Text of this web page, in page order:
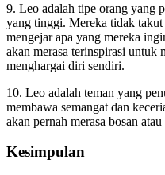
9. Leo adalah tipe orang yang
yang tinggi. Mereka tidak
mengejar apa yang mereka
akan merasa terinspirasi untuk
menghargai diri sendiri.
10. Leo adalah teman yang
membawa semangat dan
akan pernah merasa bosan
Kesimpulan